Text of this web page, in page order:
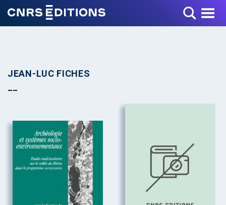
Toggle Menu
JEAN-LUC FICHES